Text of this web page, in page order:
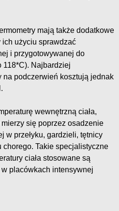
mają także dodatkowe
użyciu sprawdzać
i przygotowywanej do
118*C). Najbardziej
na podczerwień kosztują jednak
wewnętrzną ciała,
mierzy się poprzez osadzenie
w przełyku, gardzieli, tętnicy
chorego. Takie specjalistyczne
ciała stosowane są
placówkach intensywnej